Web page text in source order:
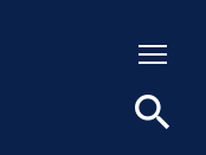
search